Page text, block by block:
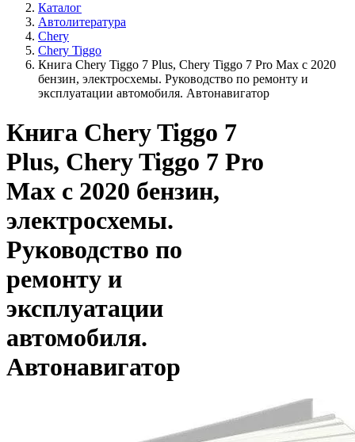
Каталог
Автолитература
Chery
Chery Tiggo
Книга Chery Tiggo 7 Plus, Chery Tiggo 7 Pro Max c 2020
бензин, электросхемы. Руководство по ремонту и
эксплуатации автомобиля. Автонавигатор
Книга Chery Tiggo 7
Plus, Chery Tiggo 7 Pro
Max c 2020 бензин,
электросхемы.
Руководство по
ремонту и
эксплуатации
автомобиля.
Автонавигатор